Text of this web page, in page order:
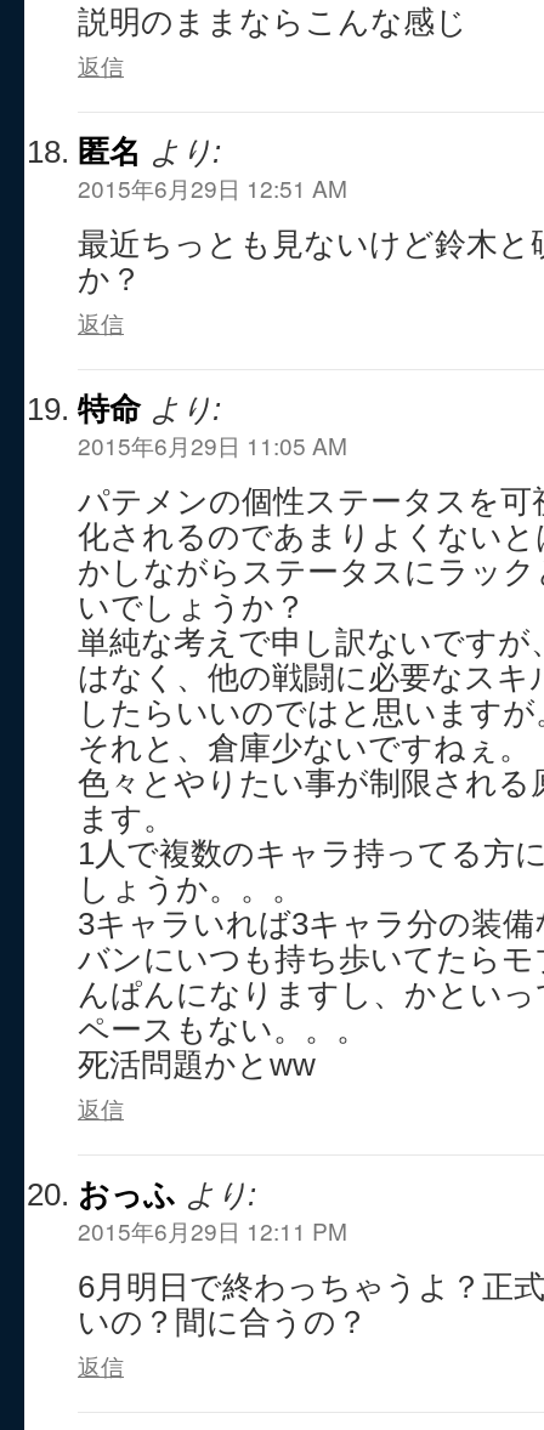
説明のままならこんな感じ
返信
匿名 より:
2015年6月29日 12:51 AM
最近ちっとも見ないけど鈴木と
か？
返信
特命 より:
2015年6月29日 11:05 AM
パテメンの個性ステータスを可
化されるのであまりよくない
かしながらステータスにラッ
いでしょうか？
単純な考えで申し訳ないです
はなく、他の戦闘に必要なス
したらいいのではと思いますが
それと、倉庫少ないですねぇ。
色々とやりたい事が制限される
ます。
1人で複数のキャラ持ってる方
しょうか。。。
3キャラいれば3キャラ分の装
バンにいつも持ち歩いてたら
んぱんになりますし、かとい
ペースもない。。。
死活問題かとww
返信
おっふ より:
2015年6月29日 12:11 PM
6月明日で終わっちゃうよ？正
いの？間に合うの？
返信